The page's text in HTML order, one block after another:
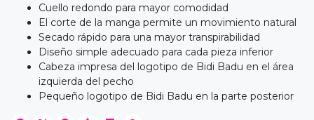
Cuello redondo para mayor comodidad
El corte de la manga permite un movimiento natural
Secado rápido para una mayor transpirabilidad
Diseño simple adecuado para cada pieza inferior
Cabeza impresa del logotipo de Bidi Badu en el área
izquierda del pecho
Pequeño logotipo de Bidi Badu en la parte posterior